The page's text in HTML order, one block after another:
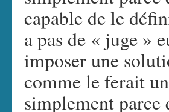
capable de le
a pas de « juge »
imposer une
comme le ferait
simplement parce